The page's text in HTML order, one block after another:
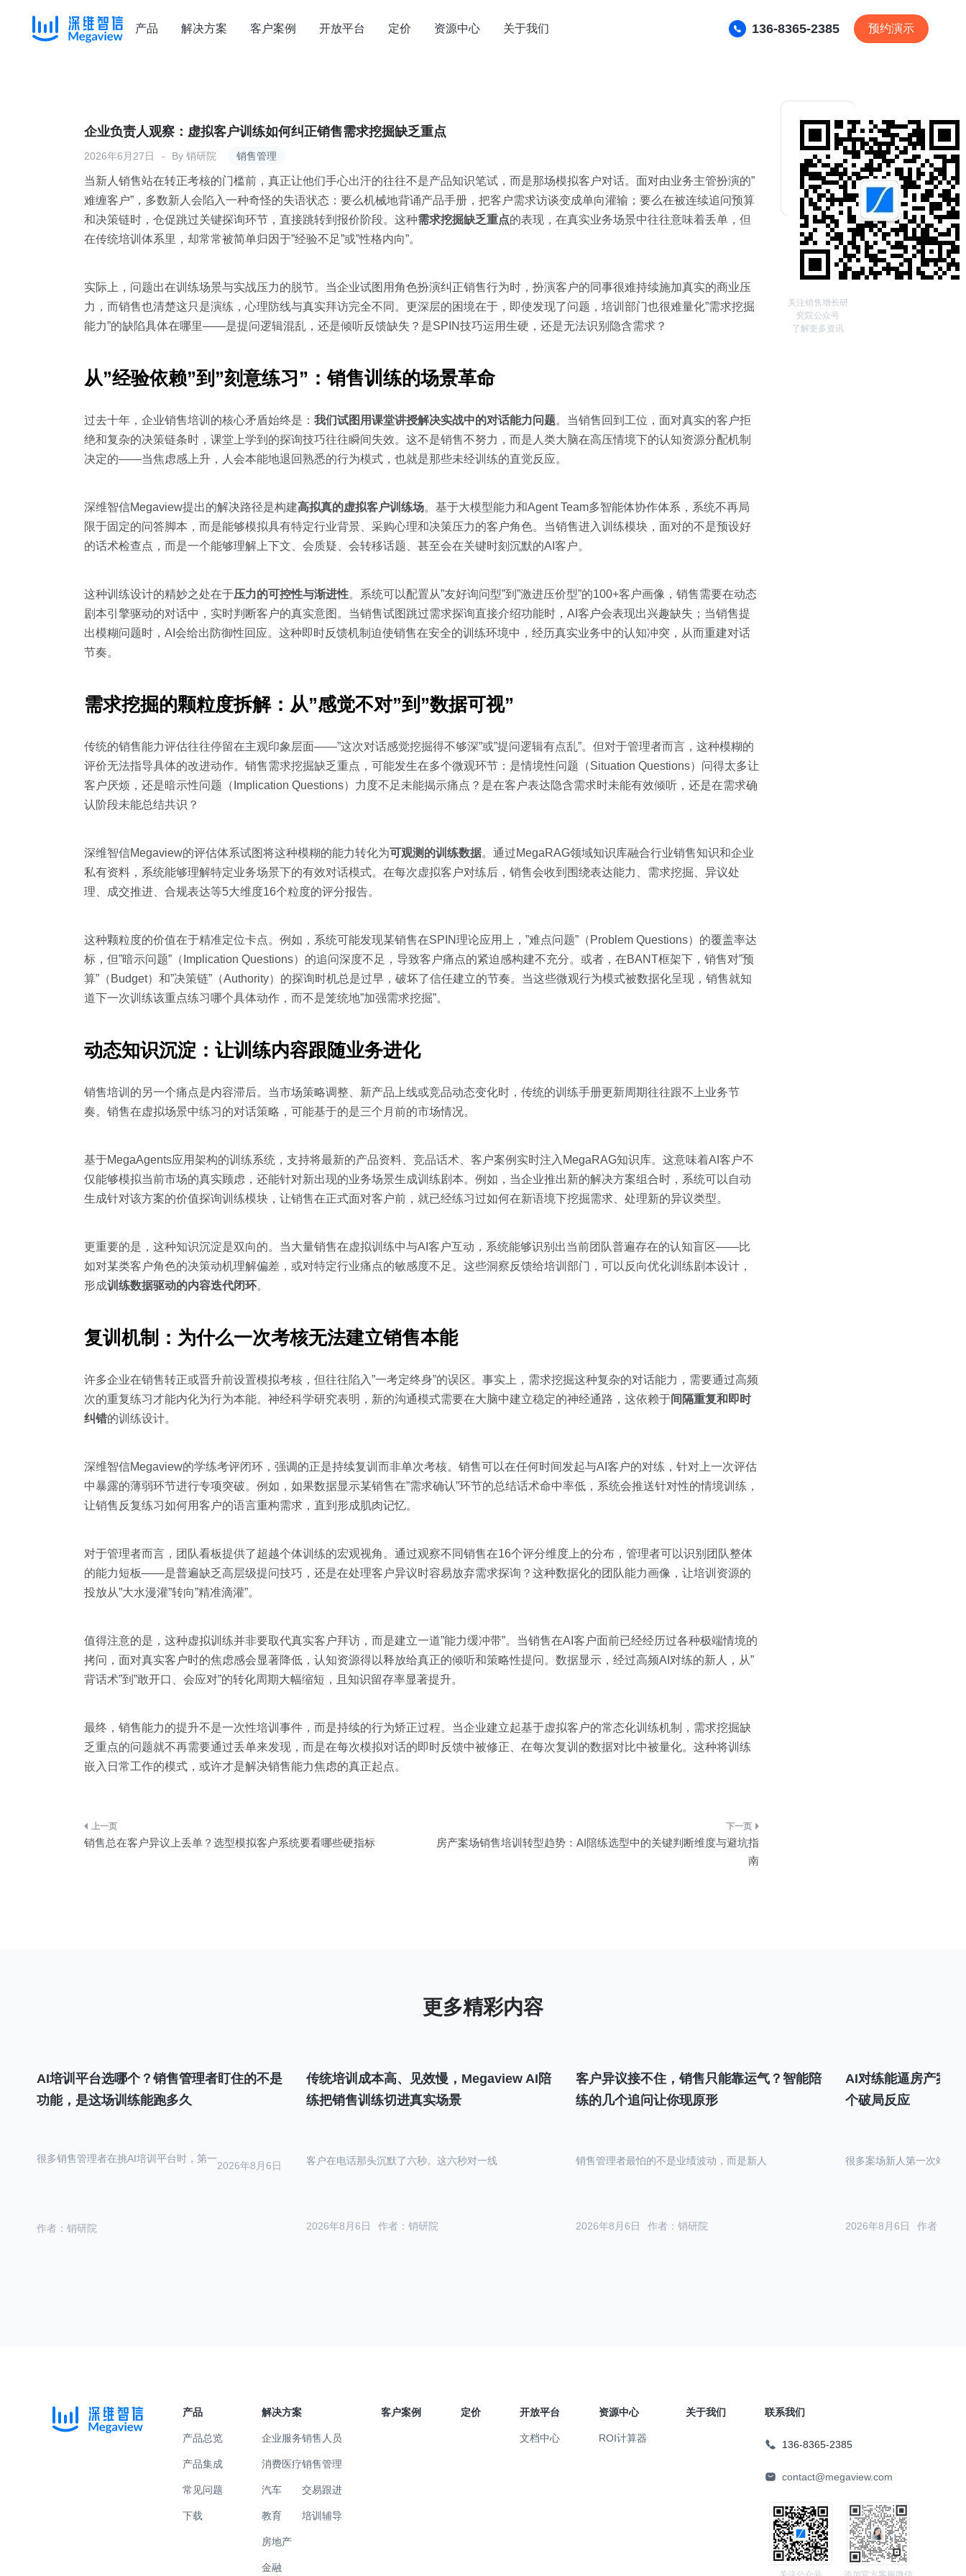
产品 解决方案 客户案例 开放平台 定价 资源中心 关于我们 136-8365-2385 预约演示
销售管理
企业负责人观察：虚拟客户训练如何纠正销售需求挖掘缺乏重点
2026年6月27日 By 销研院
当新人销售站在转正考核的门槛前，真正让他们手心出汗的往往不是产品知识笔试，而是那场模拟客户对话。面对由业务主管扮演的”
难缠客户”，多数新人会陷入一种奇怪的失语状态：要么机械地背诵产品手册，把客户需求访谈变成单向灌输；要么在被连续追问预算
和决策链时，仓促跳过关键探询环节，直接跳转到报价阶段。这种需求挖掘缺乏重点的表现，在真实业务场景中往往意味着丢单，但
在传统培训体系里，却常常被简单归因于”经验不足”或”性格内向”。
实际上，问题出在训练场景与实战压力的脱节。当企业试图用角色扮演纠正销售行为时，扮演客户的同事很难持续施加真实的商业压
力，而销售也清楚这只是演练，心理防线与真实拜访完全不同。更深层的困境在于，即使发现了问题，培训部门也很难量化”需求挖掘
能力”的缺陷具体在哪里——是提问逻辑混乱，还是倾听反馈缺失？是SPIN技巧运用生硬，还是无法识别隐含需求？
从”经验依赖”到”刻意练习”：销售训练的场景革命
过去十年，企业销售培训的核心矛盾始终是： 我们试图用课堂讲授解决实战中的对话能力问题。当销售回到工位，面对真实的客户拒
绝和复杂的决策链条时，课堂上学到的探询技巧往往瞬间失效。这不是销售不努力，而是人类大脑在高压情境下的认知资源分配机制
决定的——当焦虑感上升，人会本能地退回熟悉的行为模式，也就是那些未经训练的直觉反应。
深维智信Megaview提出的解决路径是构建高拟真的虚拟客户训练场。基于大模型能力和Agent Team多智能体协作体系，系统不再局
限于固定的问答脚本，而是能够模拟具有特定行业背景、采购心理和决策压力的客户角色。当销售进入训练模块，面对的不是预设好
的话术检查点，而是一个能够理解上下文、会质疑、会转移话题、甚至会在关键时刻沉默的AI客户。
这种训练设计的精妙之处在于压力的可控性与渐进性。系统可以配置从”友好询问型”到”激进压价型”的100+客户画像，销售需要在动态
剧本引擎驱动的对话中，实时判断客户的真实意图。当销售试图跳过需求探询直接介绍功能时，AI客户会表现出兴趣缺失；当销售提
出模糊问题时，AI会给出防御性回应。这种即时反馈机制迫使销售在安全的训练环境中，经历真实业务中的认知冲突，从而重建对话
节奏。
需求挖掘的颗粒度拆解：从”感觉不对”到”数据可视”
传统的销售能力评估往往停留在主观印象层面——”这次对话感觉挖掘得不够深”或”提问逻辑有点乱”。但对于管理者而言，这种模糊的
评价无法指导具体的改进动作。销售需求挖掘缺乏重点，可能发生在多个微观环节：是情境性问题（Situation Questions）问得太多让
客户厌烦，还是暗示性问题（Implication Questions）力度不足未能揭示痛点？是在客户表达隐含需求时未能有效倾听，还是在需求确
认阶段未能总结共识？
深维智信Megaview的评估体系试图将这种模糊的能力转化为可观测的训练数据。通过MegaRAG领域知识库融合行业销售知识和企业
私有资料，系统能够理解特定业务场景下的有效对话模式。在每次虚拟客户对练后，销售会收到围绕表达能力、需求挖掘、异议处
理、成交推进、合规表达等5大维度16个粒度的评分报告。
这种颗粒度的价值在于精准定位卡点。例如，系统可能发现某销售在SPIN理论应用上，”难点问题”（Problem Questions）的覆盖率达
标，但”暗示问题”（Implication Questions）的追问深度不足，导致客户痛点的紧迫感构建不充分。或者，在BANT框架下，销售对”预
算”（Budget）和”决策链”（Authority）的探询时机总是过早，破坏了信任建立的节奏。当这些微观行为模式被数据化呈现，销售就知
道下一次训练该重点练习哪个具体动作，而不是笼统地”加强需求挖掘”。
动态知识沉淀：让训练内容跟随业务进化
销售培训的另一个痛点是内容滞后。当市场策略调整、新产品上线或竞品动态变化时，传统的训练手册更新周期往往跟不上业务节
奏。销售在虚拟场景中练习的对话策略，可能基于的是三个月前的市场情况。
基于MegaAgents应用架构的训练系统，支持将最新的产品资料、竞品话术、客户案例实时注入MegaRAG知识库。这意味着AI客户不
仅能够模拟当前市场的真实顾虑，还能针对新出现的业务场景生成训练剧本。例如，当企业推出新的解决方案组合时，系统可以自动
生成针对该方案的价值探询训练模块，让销售在正式面对客户前，就已经练习过如何在新语境下挖掘需求、处理新的异议类型。
更重要的是，这种知识沉淀是双向的。当大量销售在虚拟训练中与AI客户互动，系统能够识别出当前团队普遍存在的认知盲区——比
如对某类客户角色的决策动机理解偏差，或对特定行业痛点的敏感度不足。这些洞察反馈给培训部门，可以反向优化训练剧本设计，
形成训练数据驱动的内容迭代闭环。
复训机制：为什么一次考核无法建立销售本能
许多企业在销售转正或晋升前设置模拟考核，但往往陷入”一考定终身”的误区。事实上，需求挖掘这种复杂的对话能力，需要通过高频
次的重复练习才能内化为行为本能。神经科学研究表明，新的沟通模式需要在大脑中建立稳定的神经通路，这依赖于间隔重复和即时
纠错的训练设计。
深维智信Megaview的学练考评闭环，强调的正是持续复训而非单次考核。销售可以在任何时间发起与AI客户的对练，针对上一次评估
中暴露的薄弱环节进行专项突破。例如，如果数据显示某销售在”需求确认”环节的总结话术命中率低，系统会推送针对性的情境训练，
让销售反复练习如何用客户的语言重构需求，直到形成肌肉记忆。
对于管理者而言，团队看板提供了超越个体训练的宏观视角。通过观察不同销售在16个评分维度上的分布，管理者可以识别团队整体
的能力短板——是普遍缺乏高层级提问技巧，还是在处理客户异议时容易放弃需求探询？这种数据化的团队能力画像，让培训资源的
投放从”大水漫灌”转向”精准滴灌”。
值得注意的是，这种虚拟训练并非要取代真实客户拜访，而是建立一道”能力缓冲带”。当销售在AI客户面前已经经历过各种极端情境的
拷问，面对真实客户时的焦虑感会显著降低，认知资源得以释放给真正的倾听和策略性提问。数据显示，经过高频AI对练的新人，从”
背话术”到”敢开口、会应对”的转化周期大幅缩短，且知识留存率显著提升。
最终，销售能力的提升不是一次性培训事件，而是持续的行为矫正过程。当企业建立起基于虚拟客户的常态化训练机制，需求挖掘缺
乏重点的问题就不再需要通过丢单来发现，而是在每次模拟对话的即时反馈中被修正、在每次复训的数据对比中被量化。这种将训练
嵌入日常工作的模式，或许才是解决销售能力焦虑的真正起点。
文
销售总在客户异议上丢单？选型模拟客户系统要看哪些硬指标
房产案场销售培训转型趋势：AI陪练选型中的关键判断维度与避坑指
南
关注销售增长研
究院公众号
了解更多资讯
AI培训平台选哪个？销售管理者盯住的不是
功能，是这场训练能跑多久
作者：销研院
2026年8月6日
很多销售管理者在挑AI培训平台时，第一
传统培训成本高、见效慢，Megaview AI陪
练把销售训练切进真实场景
作者：销研院
2026年8月6日
客户在电话那头沉默了六秒。这六秒对一线
客户异议接不住，销售只能靠运气？智能陪
练的几个追问让你现原形
作者：销研院
2026年8月6日
销售管理者最怕的不是业绩波动，而是新人
AI对练能逼房产案
个破局反应
作者：销
2026年8月6日
很多案场新人第一次站在
产品
产品总览
产品集成
常见问题
下载
解决方案
企业服务
消费医疗
汽车
教育
房地产
金融
销售人员
销售管理
交易跟进
培训辅导
客户案例 定价 开放平台
文档中心
资源中心
ROI计算器
关于我们 联系我们
136-8365-2385
contact@megaview.com